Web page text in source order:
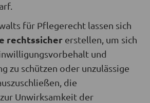
für Pflegerecht lassen sich
rechtssicher erstellen, um sich
und
zu schützen oder unzulässige
die
Unwirksamkeit der